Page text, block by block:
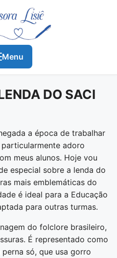
Menu
DO SACI
a época de trabalhar
adoro
meus alunos. Hoje vou
especial sobre a lenda do
mais emblemáticas do
é ideal para a Educação
para outras turmas.
do folclore brasileiro,
É representado como
só, que usa gorro